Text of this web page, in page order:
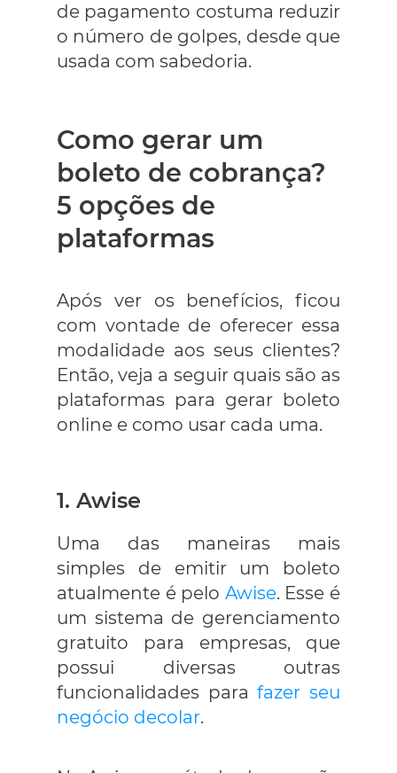
de pagamento costuma reduzir
o número de golpes, desde que
usada com sabedoria.
Como gerar um
boleto de cobrança?
5 opções de
plataformas
Após ver os benefícios, ficou
com vontade de oferecer essa
modalidade aos seus clientes?
Então, veja a seguir quais são as
plataformas para gerar boleto
online e como usar cada uma.
1. Awise
Uma das maneiras mais
simples de emitir um boleto
atualmente é pelo Awise. Esse é
um sistema de gerenciamento
gratuito para empresas, que
possui diversas outras
funcionalidades parafazer seu
negócio decolar.